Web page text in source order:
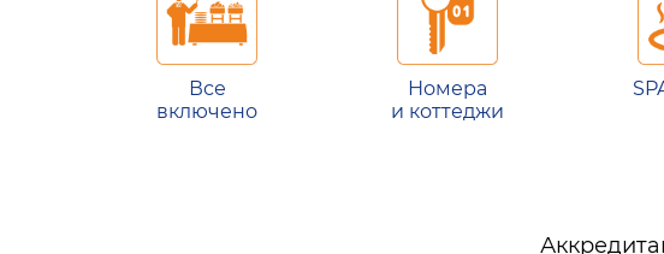
Все
включено
Номера
и коттеджи